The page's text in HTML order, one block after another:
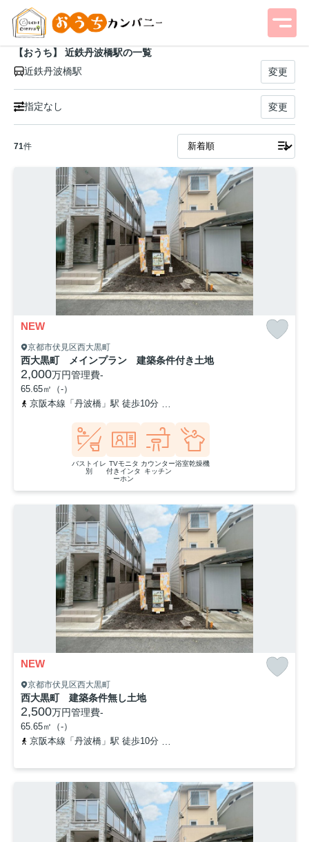
【おうち】 近鉄丹波橋駅の一覧
近鉄丹波橋駅
変更
指定なし 変更
71件
NEW
京都市伏見区西大黒町
西大黒町 メインプラン 建築条件付き土地
2,000万円管理費-
65.65㎡（-）
京阪本線「丹波橋」駅 徒歩10分
バストイレ
別
TVモニタ
付きインタ
ーホン
カウンター
キッチン
浴室乾燥機
NEW
京都市伏見区西大黒町
西大黒町 建築条件無し土地
2,500万円管理費-
65.65㎡（-）
京阪本線「丹波橋」駅 徒歩10分